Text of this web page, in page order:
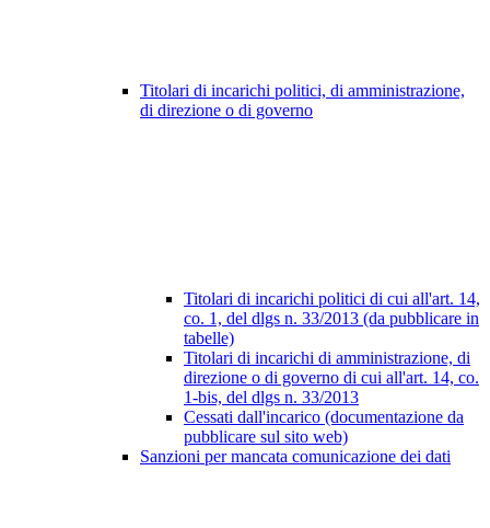
Titolari di incarichi politici, di amministrazione,
di direzione o di governo
Titolari di incarichi politici di cui all'art. 14,
co. 1, del dlgs n. 33/2013 (da pubblicare in
tabelle)
Titolari di incarichi di amministrazione, di
direzione o di governo di cui all'art. 14, co.
1-bis, del dlgs n. 33/2013
Cessati dall'incarico (documentazione da
pubblicare sul sito web)
Sanzioni per mancata comunicazione dei dati